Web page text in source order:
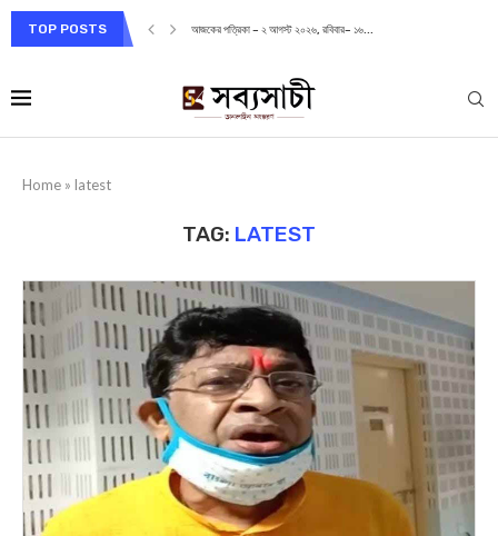
TOP POSTS আজকের পত্রিকা – ২ আগস্ট ২০২৬, রবিবার– ১৬...
Home » latest
TAG: LATEST